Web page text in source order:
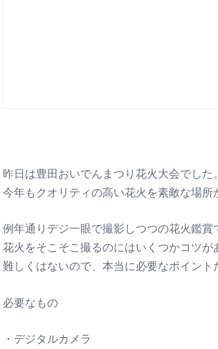
昨日は豊田おいでんまつり花火大会でした。
今年もクオリティの高い花火を素敵な場所
例年通りデジ一眼で撮影しつつの花火鑑賞
花火をそこそこ撮るのにはいくつかコツが
難しくはないので、本当に必要なポイント
必要なもの
・デジタルカメラ